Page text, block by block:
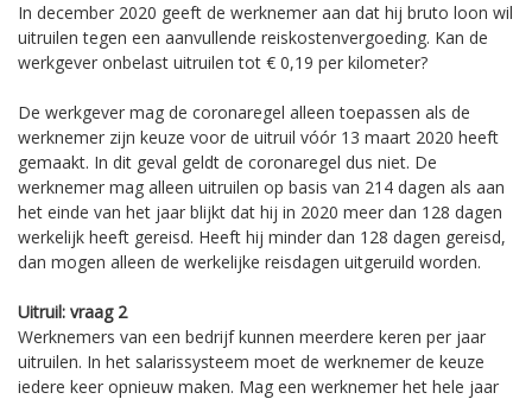
In december 2020 geeft de werknemer aan dat hij bruto loon wil
uitruilen tegen een aanvullende reiskostenvergoeding. Kan de
werkgever onbelast uitruilen tot € 0,19 per kilometer?
De werkgever mag de coronaregel alleen toepassen als de
werknemer zijn keuze voor de uitruil vóór 13 maart 2020 heeft
gemaakt. In dit geval geldt de coronaregel dus niet. De
werknemer mag alleen uitruilen op basis van 214 dagen als aan
het einde van het jaar blijkt dat hij in 2020 meer dan 128 dagen
werkelijk heeft gereisd. Heeft hij minder dan 128 dagen gereisd,
dan mogen alleen de werkelijke reisdagen uitgeruild worden.
Uitruil: vraag 2
Werknemers van een bedrijf kunnen meerdere keren per jaar
uitruilen. In het salarissysteem moet de werknemer de keuze
iedere keer opnieuw maken. Mag een werknemer het hele jaar